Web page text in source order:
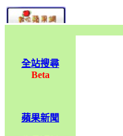
全站搜尋
Beta
蘋果新聞